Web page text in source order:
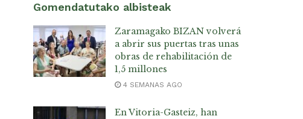
Gomendatutako albisteak
Zaramagako BIZAN volverá
a abrir sus puertas tras unas
obras de rehabilitación de
1,5 millones
4 SEMANAS AGO
En Vitoria-Gasteiz, han